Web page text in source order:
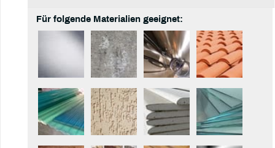
Für folgende Materialien geeignet: